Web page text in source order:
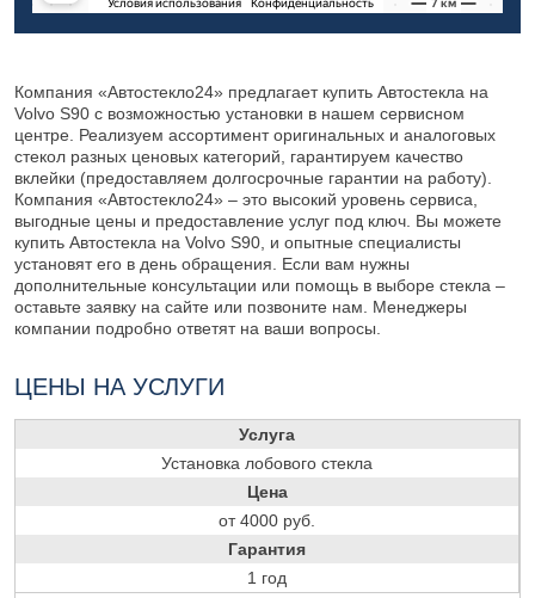
Компания «Автостекло24» предлагает купить Автостекла на
Volvo S90 с возможностью установки в нашем сервисном
центре. Реализуем ассортимент оригинальных и аналоговых
стекол разных ценовых категорий, гарантируем качество
вклейки (предоставляем долгосрочные гарантии на работу).
Компания «Автостекло24» – это высокий уровень сервиса,
выгодные цены и предоставление услуг под ключ. Вы можете
купить Автостекла на Volvo S90, и опытные специалисты
установят его в день обращения. Если вам нужны
дополнительные консультации или помощь в выборе стекла –
оставьте заявку на сайте или позвоните нам. Менеджеры
компании подробно ответят на ваши вопросы.
ЦЕНЫ НА УСЛУГИ
Услуга
Установка лобового стекла
Цена
от 4000 руб.
Гарантия
1 год